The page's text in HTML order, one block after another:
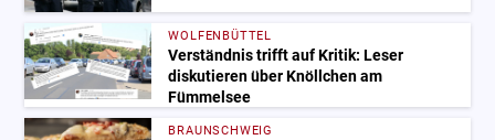
WOLFENBÜTTEL
Verständnis trifft auf Kritik: Leser
diskutieren über Knöllchen am
Fümmelsee
BRAUNSCHWEIG